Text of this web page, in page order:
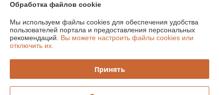
Юридическое лицо:Общество с дополнительной отвественностью
220131, г. Минск, 1й Измайловский пер, 51, ком.1
Регистрационный орган: Мингорисполком
Обработка файлов cookie
Мы используем файлы cookies для обеспечения удобства
пользователей портала и предоставления персональных
рекомендаций. Вы можете настроить файлы cookies или
отключить их.
Принять